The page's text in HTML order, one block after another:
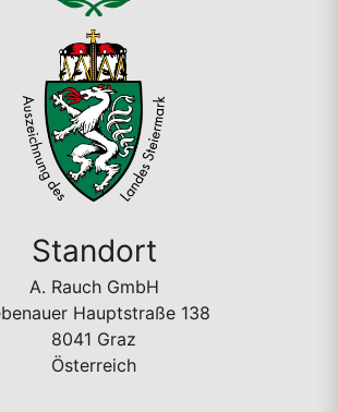
Standort
A. Rauch GmbH
Hauptstraße 138
8041 Graz
Österreich